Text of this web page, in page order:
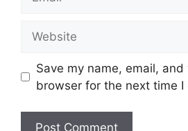
Save my name, email,
browser for the next time I